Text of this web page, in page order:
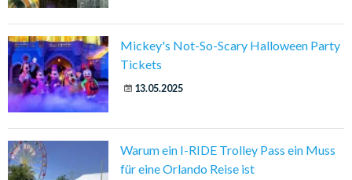
Mickey's Not-So-Scary Halloween Party
Tickets
13.05.2025
Warum ein I-RIDE Trolley Pass ein Muss
für eine Orlando Reise ist